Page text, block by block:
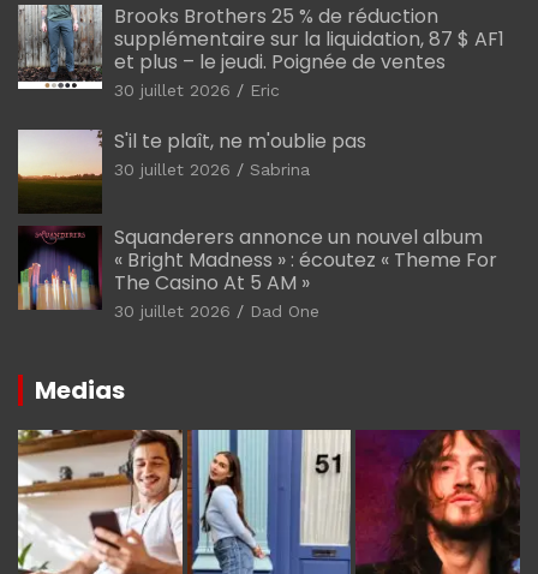
Brooks Brothers 25 % de réduction
supplémentaire sur la liquidation, 87 $ AF1
et plus – le jeudi. Poignée de ventes
30 juillet 2026 Eric
S'il te plaît, ne m'oublie pas
30 juillet 2026 Sabrina
Squanderers annonce un nouvel album
« Bright Madness » : écoutez « Theme For
The Casino At 5 AM »
30 juillet 2026 Dad One
Medias